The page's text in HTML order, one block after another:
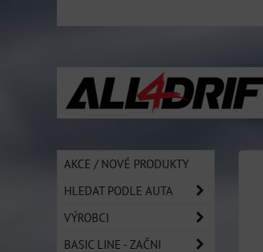
AKCE / NOVÉ PRODUKTY
HLEDAT PODLE AUTA
VÝROBCI
BASIC LINE - ZAČNI